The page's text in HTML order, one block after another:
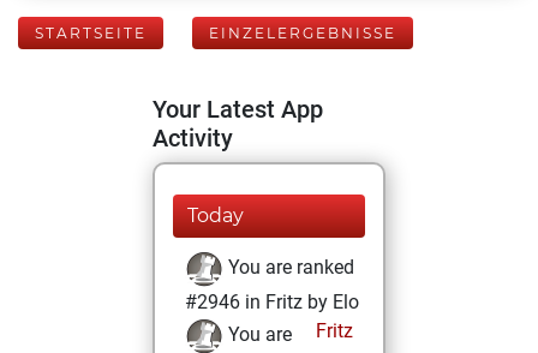
STARTSEITE EINZELERGEBNISSE
Your Latest App
Activity
Today
You are ranked
#2946 in Fritz by Elo
Fritz
You are